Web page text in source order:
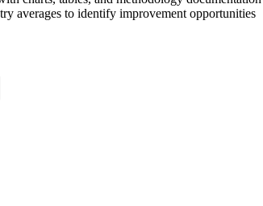
averages to identify improvement opportunities